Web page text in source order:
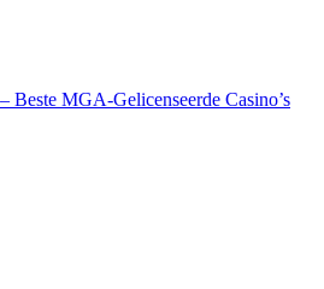
Beste MGA-Gelicenseerde Casino’s